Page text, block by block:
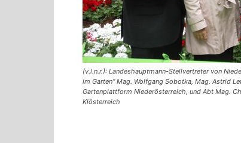
(v.l.n.r.): Landeshauptmann-Stellvertreter von
im Garten“ Mag. Wolfgang Sobotka, Mag. Astrid
Gartenplattform Niederösterreich, und Abt Mag.
Klösterreich